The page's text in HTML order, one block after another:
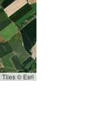
Tiles © Esri